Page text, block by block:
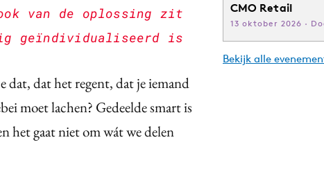
van de oplossing zit
geïndividualiseerd is
dat, dat het regent, dat je iemand
moet lachen? Gedeelde smart is
het gaat niet om wát we delen
CMO Retail
13 oktober 2026 ·
Bekijk alle